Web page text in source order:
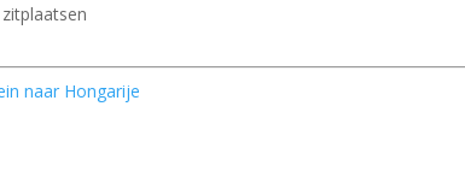
naar Hongarije